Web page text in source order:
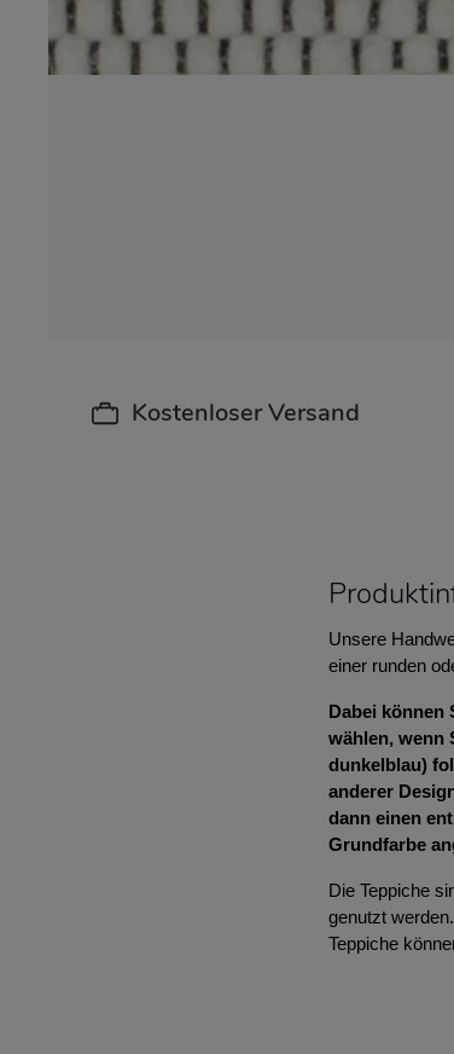
Kostenloser Versand
Unsere
einer runden
Dabei können
wählen, wenn
dunkelblau)
anderer
dann einen
Grundfarbe
Die Teppiche
genutzt
Teppiche